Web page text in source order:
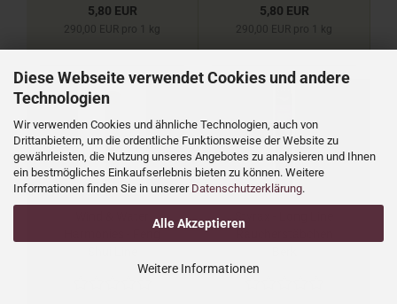
Diese Webseite verwendet Cookies und andere
Technologien
Wir verwenden Cookies und ähnliche Technologien, auch von
Drittanbietern, um die ordentliche Funktionsweise der Website zu
gewährleisten, die Nutzung unseres Angebotes zu analysieren und Ihnen
ein bestmögliches Einkaufserlebnis bieten zu können. Weitere
Informationen finden Sie in unserer Datenschutzerklärung.
Alle Akzeptieren
Weitere Informationen
5,80 EUR
290,00 EUR pro 1 kg
5,80 EUR
290,00 EUR pro 1 kg
Räucherstäbchen